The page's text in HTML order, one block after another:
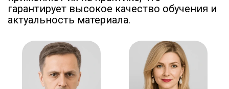
гарантирует высокое качество обучения и
актуальность материала.